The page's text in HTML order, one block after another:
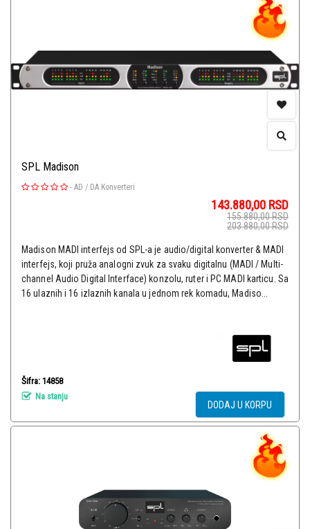
SPL Madison
- AD / DA Konverteri
143.880,00 RSD
155.880,00RSD
203.880,00RSD
Madison MADI interfejs od SPL-a je audio/digital konverter & MADI
interfejs, koji pruža analogni zvuk za svaku digitalnu (MADI / Multi-
channel Audio Digital Interface) konzolu, ruter i PC MADI karticu. Sa
16 ulaznih i 16 izlaznih kanala u jednom rek komadu, Madiso...
Šifra: 14858
Na stanju
DODAJ U KORPU